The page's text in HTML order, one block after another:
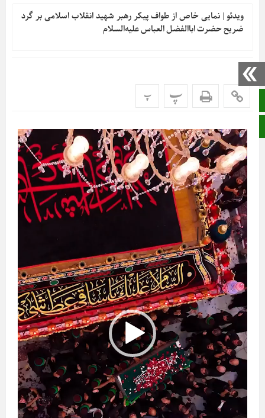
صفحه نخست
ویدئو | نمایی خاص از طواف پیکر رهبر شهید انقلاب اسلامی بر گرد
ضریح حضرت اباالفضل العباس علیه‌السلام
پ پ
نمایشگر
ویدیو